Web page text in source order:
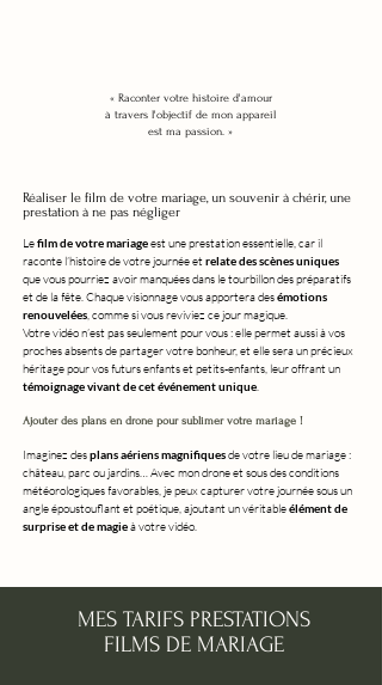
« Raconter votre histoire d'amour
à travers l'objectif de mon appareil
est ma passion. »
Réaliser le film de votre mariage, un souvenir à chérir, une
prestation à ne pas négliger
Lefilm de votre mariageest une prestation essentielle, car il
raconte l’histoire de votre journée etrelate des scènes uniques
que vous pourriez avoir manquées dans le tourbillon des préparatifs
et de la fête. Chaque visionnage vous apportera desémotions
renouvelées, comme si vous reviviez ce jour magique.
Votre vidéo n’est pas seulement pour vous : elle permet aussi à vos
proches absents de partager votre bonheur, et elle sera un précieux
héritage pour vos futurs enfants et petits-enfants, leur offrant un
témoignage vivant de cet événement unique.
Ajouter des plans en drone pour sublimer votre mariage !
Imaginez desplans aériens magnifiquesde votre lieu de mariage :
château, parc ou jardins… Avec mon drone et sous des conditions
météorologiques favorables, je peux capturer votre journée sous un
angle époustouflant et poétique, ajoutant un véritableélément de
surprise et de magieà votre vidéo.
MES TARIFS PRESTATIONS
FILMS DE MARIAGE